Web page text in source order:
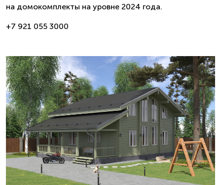
на домокомплекты на уровне 2024 года.
+7 921 055 3000